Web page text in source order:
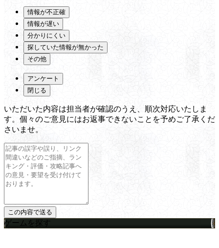
情報が不正確
情報が遅い
分かりにくい
探していた情報が無かった
その他
アンケート
閉じる
いただいた内容は担当者が確認のうえ、順次対応いたしま
す。個々のご意見にはお返事できないことを予めご了承くだ
さいませ。
ゲームを探す